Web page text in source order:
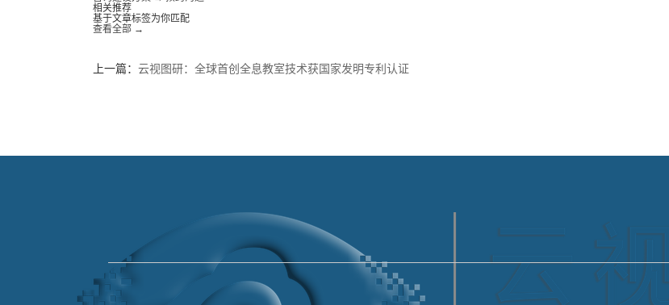
相关推荐
基于文章标签为你匹配
查看全部 →
上一篇： 云视图研：全球首创全息教室技术获国家发明专利认证